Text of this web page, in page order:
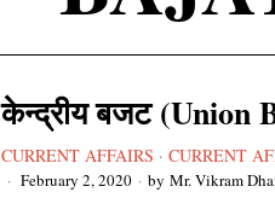
केन्‍द्रीय बजट (Union
CURRENT AFFAIRS · CURRENT
February 2, 2020 by Mr. Vikram